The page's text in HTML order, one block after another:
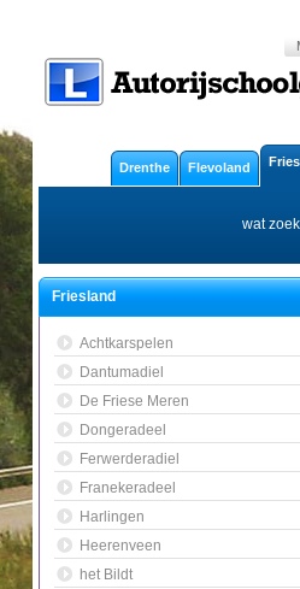
Drenthe Flevoland
wat
Friesland
Achtkarspelen
Dantumadiel
De Friese Meren
Dongeradeel
Ferwerderadiel
Franekeradeel
Harlingen
Heerenveen
het Bildt